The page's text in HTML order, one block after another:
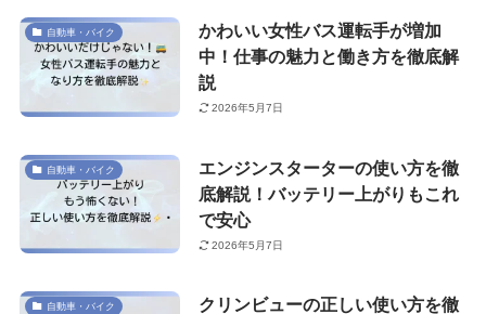
自動車・バイク
かわいい女性バス運転手が増加
中！仕事の魅力と働き方を徹底解
説
2026年5月7日
自動車・バイク
エンジンスターターの使い方を徹
底解説！バッテリー上がりもこれ
で安心
2026年5月7日
自動車・バイク
クリンビューの正しい使い方を徹